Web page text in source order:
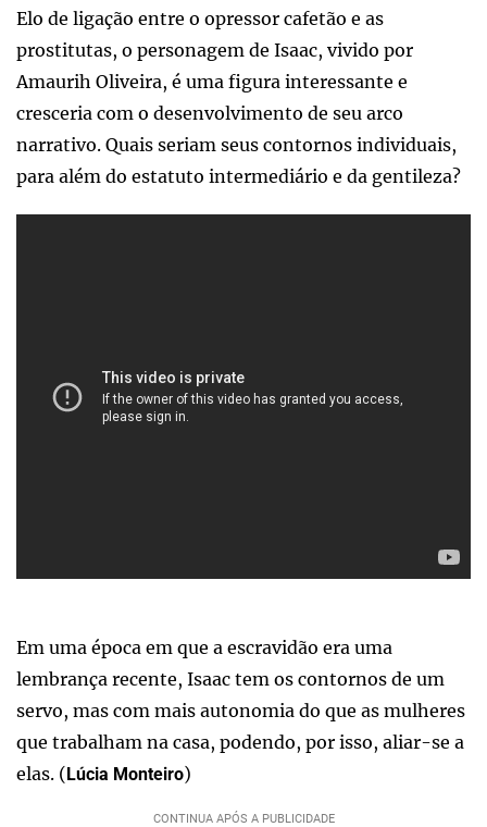
Elo de ligação entre o opressor cafetão e as
prostitutas, o personagem de Isaac, vivido por
Amaurih Oliveira, é uma figura interessante e
cresceria com o desenvolvimento de seu arco
narrativo. Quais seriam seus contornos individuais,
para além do estatuto intermediário e da gentileza?
Em uma época em que a escravidão era uma
lembrança recente, Isaac tem os contornos de um
servo, mas com mais autonomia do que as mulheres
que trabalham na casa, podendo, por isso, aliar-se a
elas. (Lúcia Monteiro)